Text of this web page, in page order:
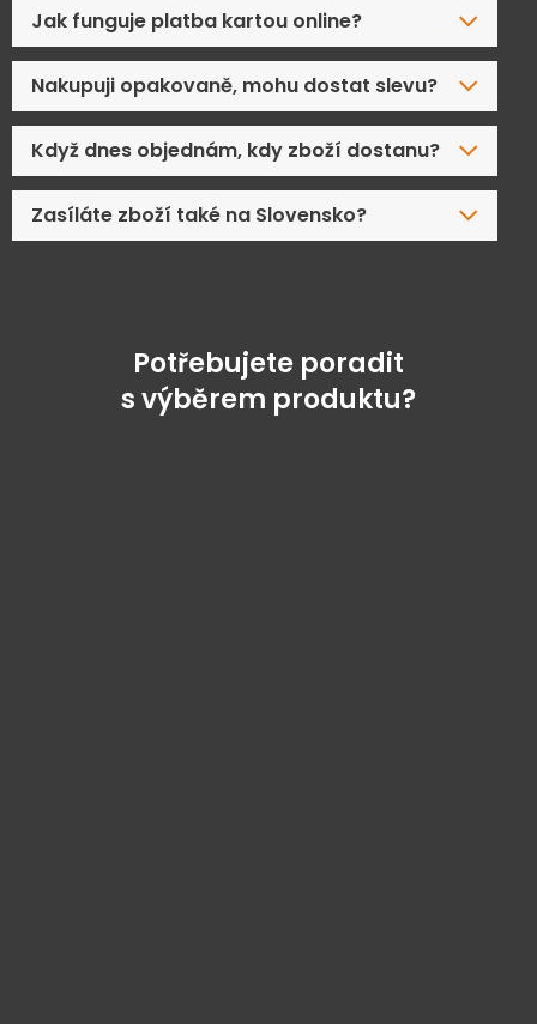
Jak funguje platba kartou online?
Nakupuji opakovaně, mohu dostat slevu?
Když dnes objednám, kdy zboží dostanu?
Zasíláte zboží také na Slovensko?
Potřebujete poradit
s výběrem produktu?